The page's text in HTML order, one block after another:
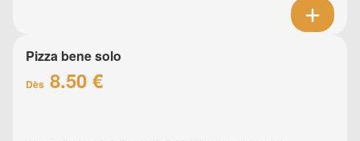
Pizza bene solo
Dès 8.50 €